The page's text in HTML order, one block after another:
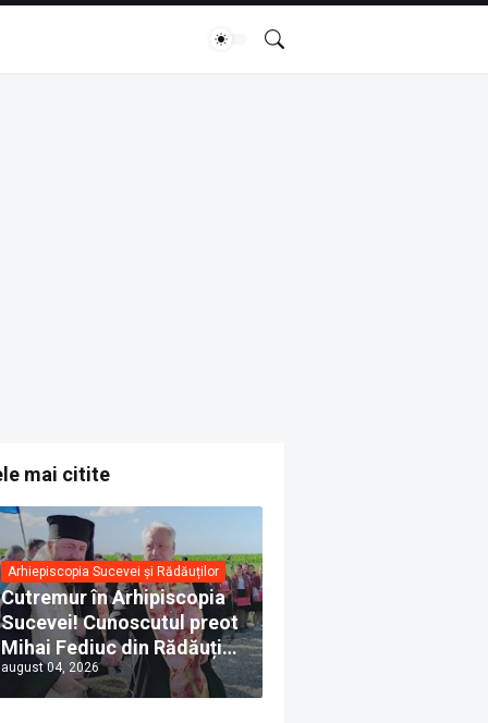
mai citite
Arhiepiscopia Sucevei și Rădăuților
Cutremur în Arhipiscopia
Sucevei! Cunoscutul preot
Mihai Fediuc din Rădăuți a
trecut la Biserica Creștină
Ortodoxă Valahă. ÎPS
august 04, 2026